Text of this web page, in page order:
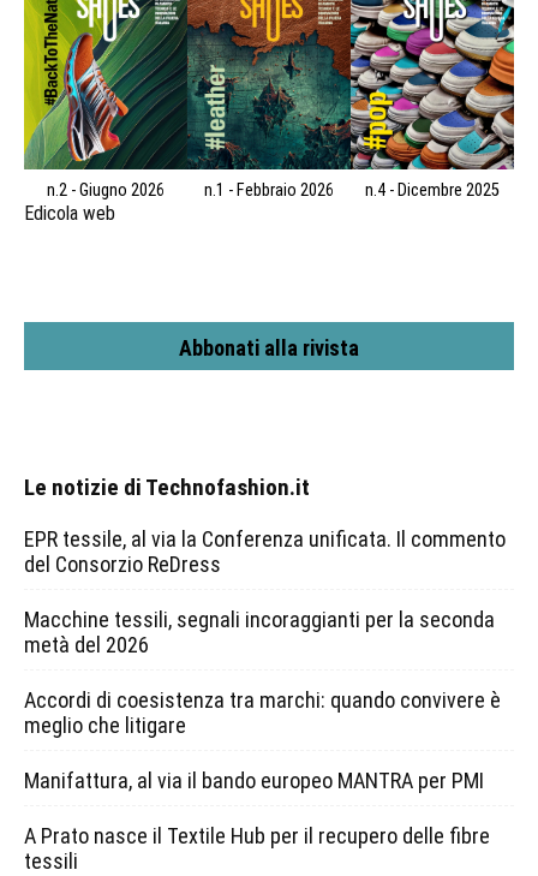
n.2 - Giugno 2026 n.1 - Febbraio 2026 n.4 - Dicembre 2025
Edicola web
Abbonati alla rivista
Le notizie di Technofashion.it
EPR tessile, al via la Conferenza unificata. Il commento
del Consorzio ReDress
Macchine tessili, segnali incoraggianti per la seconda
metà del 2026
Accordi di coesistenza tra marchi: quando convivere è
meglio che litigare
Manifattura, al via il bando europeo MANTRA per PMI
A Prato nasce il Textile Hub per il recupero delle fibre
tessili